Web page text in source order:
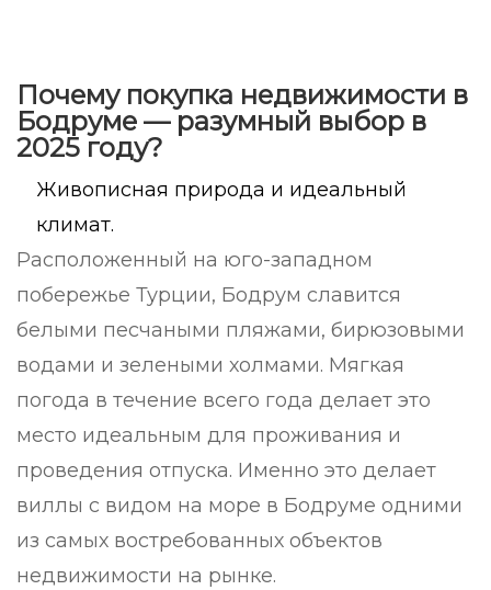
Почему покупка недвижимости в
Бодруме — разумный выбор в
2025 году?
Живописная природа и идеальный
климат.
Расположенный на юго-западном
побережье Турции, Бодрум славится
белыми песчаными пляжами, бирюзовыми
водами и зелеными холмами. Мягкая
погода в течение всего года делает это
место идеальным для проживания и
проведения отпуска. Именно это делает
виллы с видом на море в Бодруме одними
из самых востребованных объектов
недвижимости на рынке.